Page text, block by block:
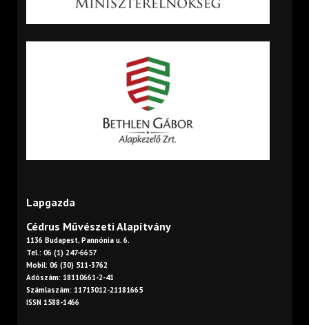
Lapgazda
Cédrus Művészeti Alapítvány
1136 Budapest, Pannónia u. 6.
Tel.: 06 (1) 247-6657
Mobil: 06 (30) 511-3762
Adószám: 18110661-2-41
Számlaszám: 11713012-21181665
ISSN 1588-1466